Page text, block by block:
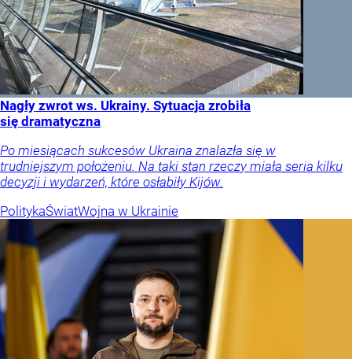
Nagły zwrot ws. Ukrainy. Sytuacja zrobiła
się dramatyczna
Po miesiącach sukcesów Ukraina znalazła się w
trudniejszym położeniu. Na taki stan rzeczy miała seria kilku
decyzji i wydarzeń, które osłabiły Kijów.
PolitykaŚwiatWojna w Ukrainie